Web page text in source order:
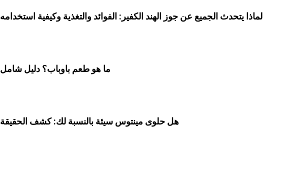
لماذا يتحدث الجميع عن جوز الهند الكفير: الفوائد والتغذية وكيفية استخدامه
ما هو طعم باوباب؟ دليل شامل
هل حلوى مينتوس سيئة بالنسبة لك: كشف الحقيقة